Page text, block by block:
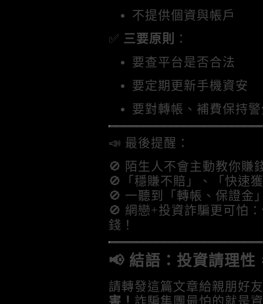
不提供個資與帳戶
✅ 三要原則
：
要查平台是否合法
要定期更新手機資安
要對轉帳、補費保持
📣 最後提醒：
🚫 陌生人不會主動教你賺
🚫「穩賺不賠」、「快速
🚫 一聽到「轉帳、保證金
🚫 網戀+投資詐騙更可怕
錢！
📢 結語：投資請理性
請轉發這篇文章給親朋好
害！ 詐騙集團最怕的就是